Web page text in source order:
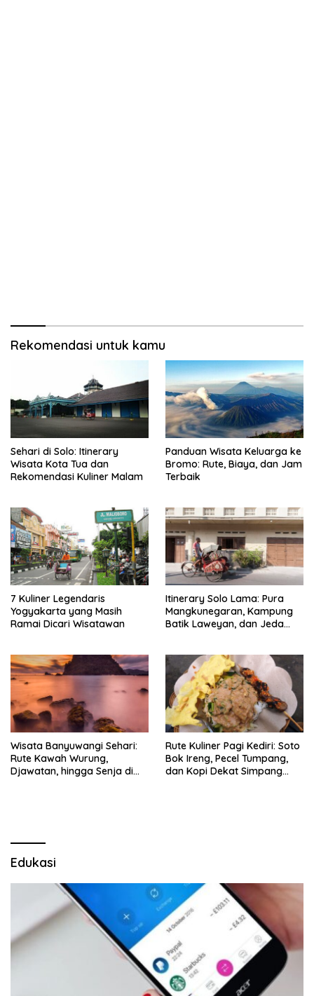
Rekomendasi untuk kamu
Sehari di Solo: Itinerary
Wisata Kota Tua dan
Rekomendasi Kuliner Malam
Panduan Wisata Keluarga ke
Bromo: Rute, Biaya, dan Jam
Terbaik
7 Kuliner Legendaris
Yogyakarta yang Masih
Ramai Dicari Wisatawan
Itinerary Solo Lama: Pura
Mangkunegaran, Kampung
Batik Laweyan, dan Jeda
Wisata Banyuwangi Sehari:
Rute Kawah Wurung,
Djawatan, hingga Senja di
Rute Kuliner Pagi Kediri: Soto
Bok Ireng, Pecel Tumpang,
dan Kopi Dekat Simpang
Edukasi